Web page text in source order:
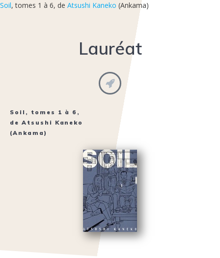
Soil, tomes 1 à 6, de Atsushi Kaneko (Ankama)
Lauréat
Soil , tomes 1 à 6,
de Atsushi Kaneko
(Ankama)